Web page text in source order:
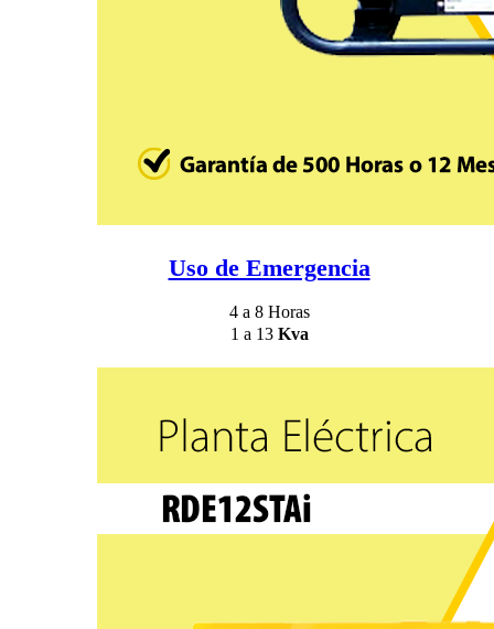
Uso de Emergencia
4 a 8 Horas
1 a 13 Kva